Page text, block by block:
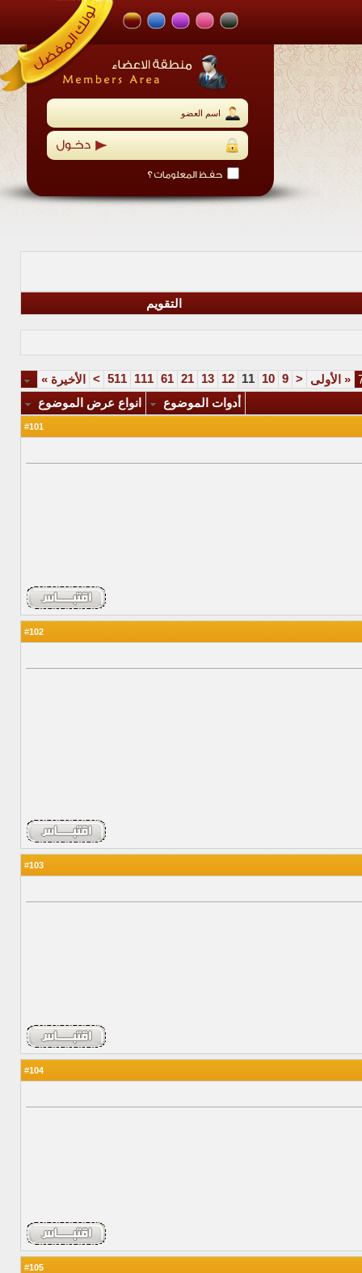
التقويم
« الأولى <
9
10
11
12
13
21
61
111
511
> الأخيرة »
أدوات الموضوع
انواع عرض الموضوع
101
102
103
104
105